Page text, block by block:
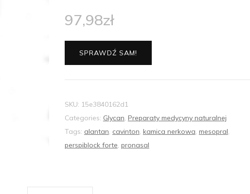
97,98zł
SPRAWDŹ SAM!
SKU: 15e3840162d1
Categories: Glycan, Preparaty medycyny naturalnej
Tags: alantan, cavinton, kamica nerkowa, mesopral,
perspiblock forte, pronasal